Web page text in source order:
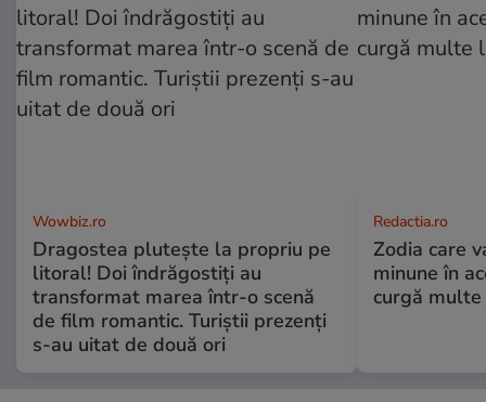
Wowbiz.ro
Dragostea plutește la propriu pe
litoral! Doi îndrăgostiți au
transformat marea într-o scenă
de film romantic. Turiștii prezenți
s-au uitat de două ori
Redactia.ro
Zodia care
minune în
curgă